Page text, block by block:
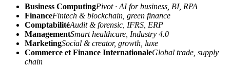
Business ComputingPivot · AI for business, BI, RPA
FinanceFintech & blockchain, green finance
ComptabilitéAudit & forensic, IFRS, ERP
ManagementSmart healthcare, Industry 4.0
MarketingSocial & creator, growth, luxe
Commerce et Finance InternationaleGlobal trade, supply
chain